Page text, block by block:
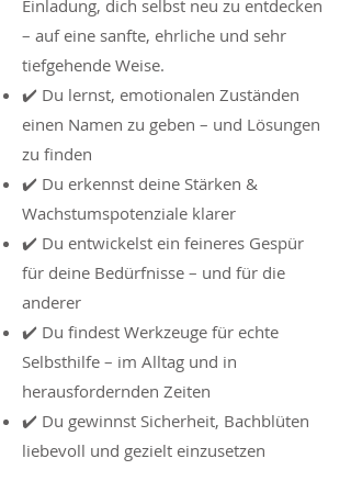
Einladung, dich selbst neu zu entdecken
– auf eine sanfte, ehrliche und sehr
tiefgehende Weise.
✔️ Du lernst, emotionalen Zuständen
einen Namen zu geben – und Lösungen
zu finden
✔️ Du erkennst deine Stärken &
Wachstumspotenziale klarer
✔️ Du entwickelst ein feineres Gespür
für deine Bedürfnisse – und für die
anderer
✔️ Du findest Werkzeuge für echte
Selbsthilfe – im Alltag und in
herausfordernden Zeiten
✔️ Du gewinnst Sicherheit, Bachblüten
liebevoll und gezielt einzusetzen